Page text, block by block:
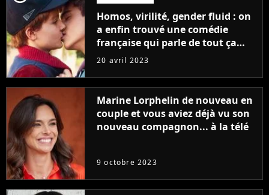
Homos, virilité, gender fluid : on
a enfin trouvé une comédie
française qui parle de tout ça
sans être super ringarde
20 avril 2023
Marine Lorphelin de nouveau en
couple et vous aviez déjà vu son
nouveau compagnon... à la télé
9 octobre 2023